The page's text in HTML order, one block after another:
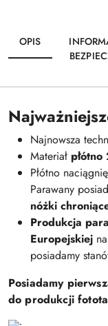
OPIS
Najnowsza
Materiał
Płótno
Parawany
nóżki
Produkcja
Europejskiej
posiadamy
Posiadamy
do produkcji